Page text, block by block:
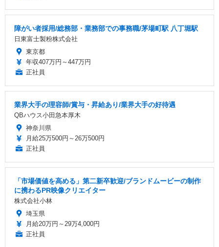
障がい者採用/総務部・業務部での事務職/茅場町駅 八丁堀駅
日東富士製粉株式会社
東京都
年収407万円～447万円
正社員
業界大手の理容師/賞与・昇給あり/業界大手の好待遇
QBハウス小田急本厚木
神奈川県
月給25万500円～26万500円
正社員
「市場価値を高める」第二新卒歓迎/ブランドムービーの制作
に携わるPR映像クリエイター
株式会社小林
埼玉県
月給20万円～29万4,000円
正社員